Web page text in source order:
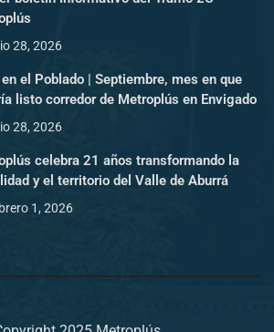
28, 2026
el Poblado | Septiembre, mes en que
listo corredor de Metroplús en Envigado
28, 2026
celebra 21 años transformando la
y el territorio del Valle de Aburrá
1, 2026